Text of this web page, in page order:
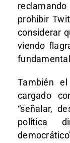
prohibir
considerar
viendo
También
cargado
“señalar,
política